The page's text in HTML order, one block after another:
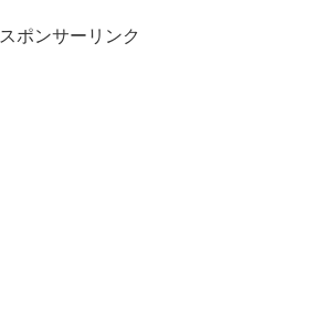
スポンサーリンク